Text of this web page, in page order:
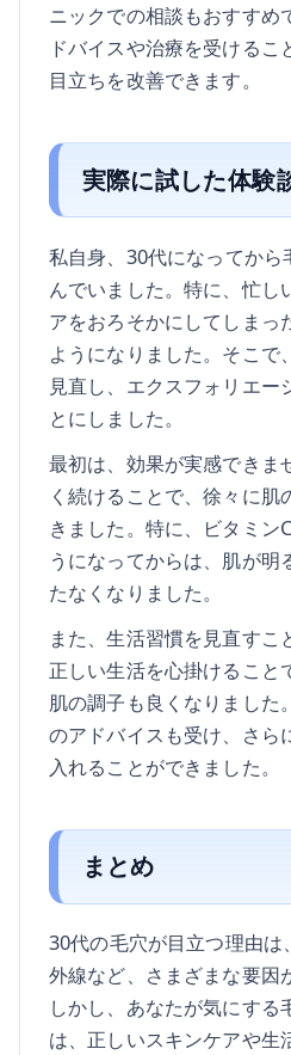
ニックでの相談もおすすめ
ドバイスや治療を受ける
目立ちを改善できます。
実際に試した体験
私自身、30代になってか
んでいました。特に、忙し
アをおろそかにしてしまっ
ようになりました。そこで
見直し、エクスフォリエー
とにしました。
最初は、効果が実感できま
く続けることで、徐々に肌
きました。特に、ビタミン
うになってからは、肌が明
たなくなりました。
また、生活習慣を見直すこ
正しい生活を心掛けること
肌の調子も良くなりました
のアドバイスも受け、さら
入れることができました。
まとめ
30代の毛穴が目立つ理由
外線など、さまざまな要因
しかし、あなたが気にする
は、正しいスキンケアや生